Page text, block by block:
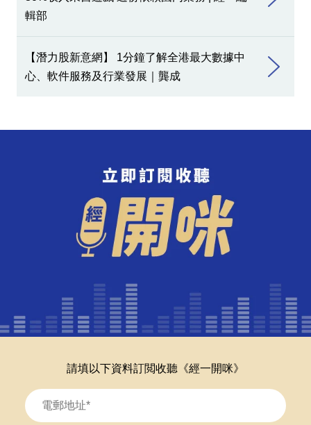
輯部
【潛力股新意網】 1分鐘了解全港最大數據中
心、軟件服務及行業發展｜龔成
請填以下資料訂閲收聽《經一開咪》